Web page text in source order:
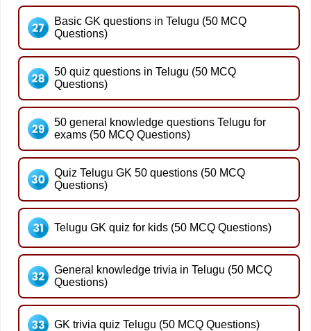
Basic GK questions in Telugu (50 MCQ
Questions)
50 quiz questions in Telugu (50 MCQ
Questions)
50 general knowledge questions Telugu for
exams (50 MCQ Questions)
Quiz Telugu GK 50 questions (50 MCQ
Questions)
Telugu GK quiz for kids (50 MCQ Questions)
General knowledge trivia in Telugu (50 MCQ
Questions)
GK trivia quiz Telugu (50 MCQ Questions)